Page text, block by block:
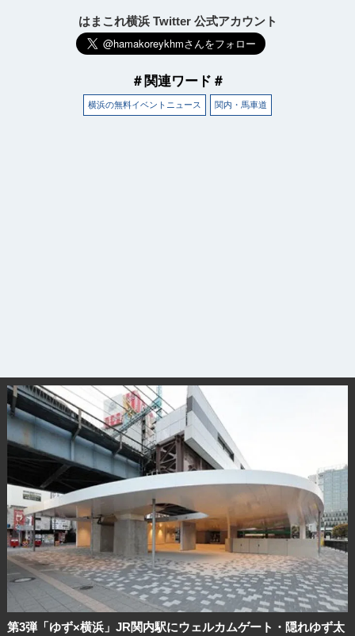
はまこれ横浜 Twitter 公式アカウント
＃関連ワード＃
横浜の無料イベントニュース 関内・馬車道
第3弾「ゆず×横浜」JR関内駅にウェルカムゲート・隠れゆず太